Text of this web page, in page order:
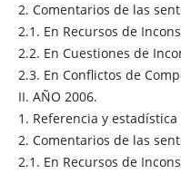
2. Comentarios de las
2.1. En Recursos de
2.2. En Cuestiones de
2.3. En Conflictos de
II. AÑO 2006.
1. Referencia y
2. Comentarios de las
2.1. En Recursos de